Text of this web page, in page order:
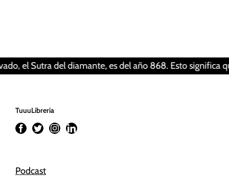
es del año 868. Esto significa que un libro
TuuuLibrería
Podcast